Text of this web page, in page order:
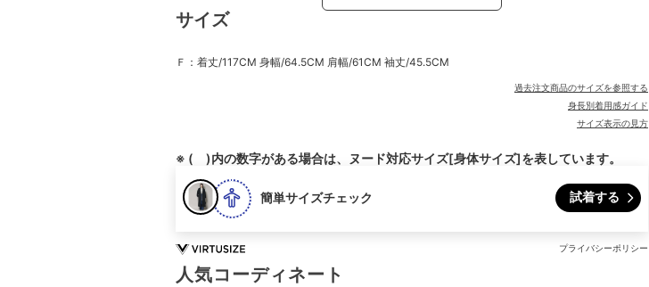
サイズ
Ｆ：着丈/117CM 身幅/64.5CM 肩幅/61CM 袖丈/45.5CM
過去注文商品のサイズを参照する
身長別着用感ガイド
サイズ表示の見方
※ ( )内の数字がある場合は、ヌード対応サイズ[身体サイズ]を表しています。
簡単サイズチェック 試着する
プライバシーポリシー
人気コーディネート